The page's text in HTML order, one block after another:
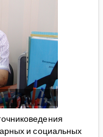
и социальных